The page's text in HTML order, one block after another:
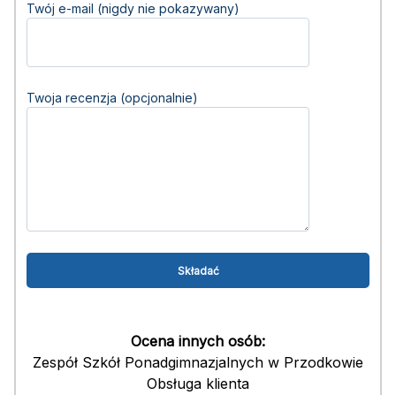
Twój e-mail (nigdy nie pokazywany)
Twoja recenzja (opcjonalnie)
Ocena innych osób:
Zespół Szkół Ponadgimnazjalnych w Przodkowie
Obsługa klienta